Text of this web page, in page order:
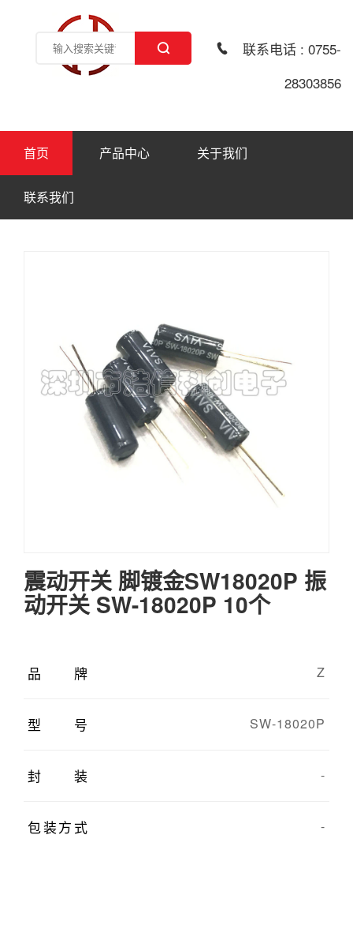
联系电话 : 0755-
28303856
首页 产品中心 关于我们
联系我们
震动开关 脚镀金SW18020P 振
动开关 SW-18020P 10个
品牌 Z
型号 SW-18020P
封装 -
包装方式 -